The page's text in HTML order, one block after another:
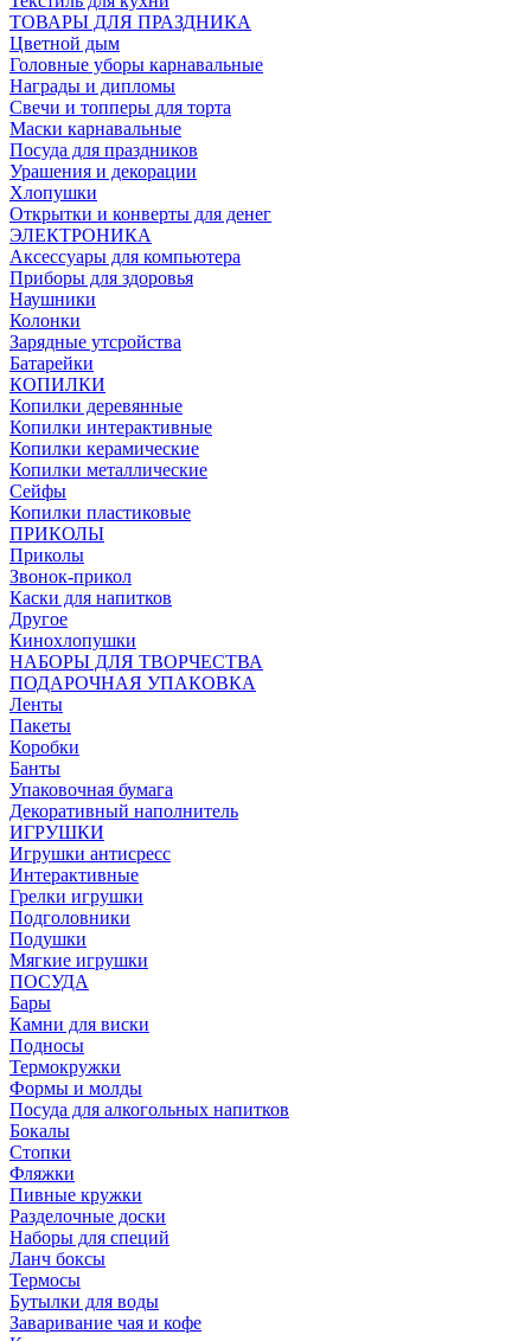
ТОВАРЫ ДЛЯ ПРАЗДНИКА
Цветной дым
Головные уборы карнавальные
Награды и дипломы
Свечи и топперы для торта
Маски карнавальные
Посуда для праздников
Урашения и декорации
Хлопушки
Открытки и конверты для денег
ЭЛЕКТРОНИКА
Аксессуары для компьютера
Приборы для здоровья
Наушники
Колонки
Зарядные утсройства
Батарейки
КОПИЛКИ
Копилки деревянные
Копилки интерактивные
Копилки керамические
Копилки металлические
Сейфы
Копилки пластиковые
ПРИКОЛЫ
Приколы
Звонок-прикол
Каски для напитков
Другое
Кинохлопушки
НАБОРЫ ДЛЯ ТВОРЧЕСТВА
ПОДАРОЧНАЯ УПАКОВКА
Ленты
Пакеты
Коробки
Банты
Упаковочная бумага
Декоративный наполнитель
ИГРУШКИ
Игрушки антисресс
Интерактивные
Грелки игрушки
Подголовники
Подушки
Мягкие игрушки
ПОСУДА
Бары
Камни для виски
Подносы
Термокружки
Формы и молды
Посуда для алкогольных напитков
Бокалы
Стопки
Фляжки
Пивные кружки
Разделочные доски
Наборы для специй
Ланч боксы
Термосы
Бутылки для воды
Заваривание чая и кофе